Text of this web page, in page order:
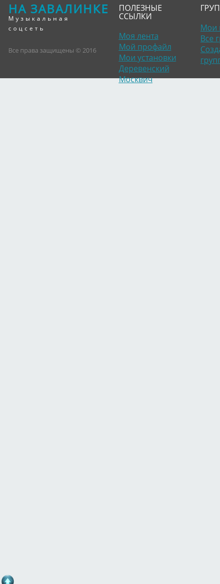
НА ЗАВАЛИНКЕ
Музыкальная
соцсеть
Все права защищены © 2016
ПОЛЕЗНЫЕ
ССЫЛКИ
Моя лента
Мой профайл
Мои установки
Деревенский
Москвич
Мои
Все